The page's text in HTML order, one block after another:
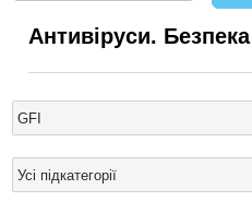
Антивіруси. Безпека